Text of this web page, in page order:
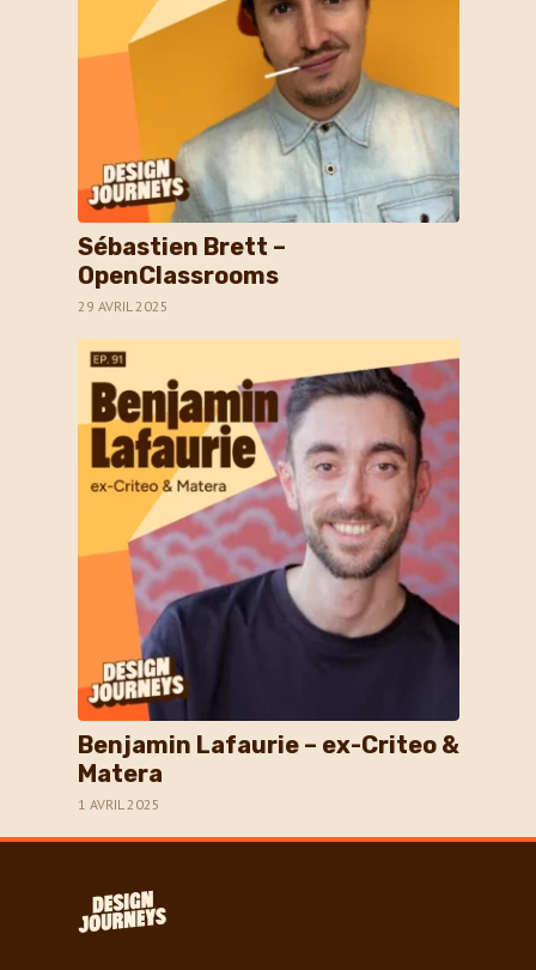
Sébastien Brett –
OpenClassrooms
29 AVRIL 2025
Benjamin Lafaurie – ex-Criteo &
Matera
1 AVRIL 2025